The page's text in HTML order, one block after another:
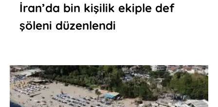
İran’da bin kişilik ekiple def
şöleni düzenlendi